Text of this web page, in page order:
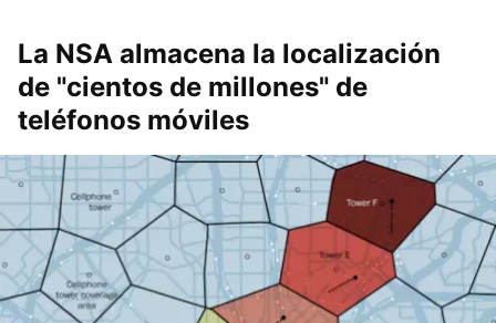
La NSA almacena la localización
de "cientos de millones" de
teléfonos móviles